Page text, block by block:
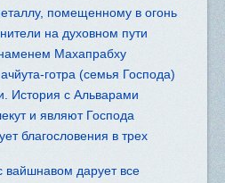
помещенному в огонь
на духовном пути
Махапрабху
готра (семья Господа)
История с Альварами
и являют Господа
благословения в трех
дарует все